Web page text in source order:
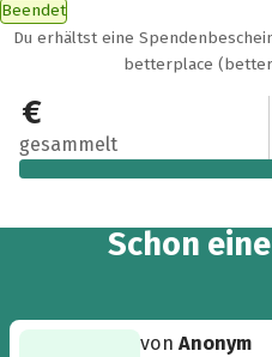
Beendet
Du erhältst eine
betterplace
200 €
gesammelt
Schon
vonAnonym